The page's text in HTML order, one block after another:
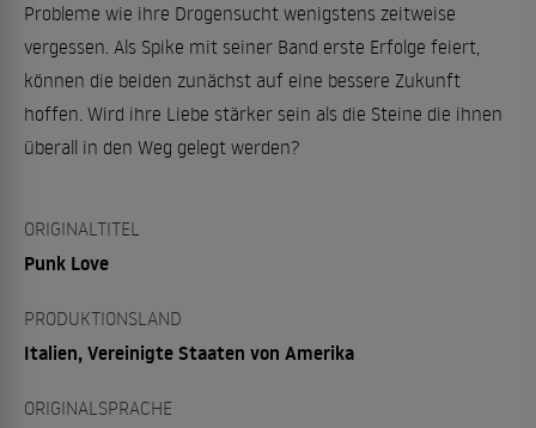
Probleme wie ihre Drogensucht wenigstens zeitweise
vergessen. Als Spike mit seiner Band erste Erfolge feiert,
können die beiden zunächst auf eine bessere Zukunft
hoffen. Wird ihre Liebe stärker sein als die Steine die ihnen
überall in den Weg gelegt werden?
ORIGINALTITEL
Punk Love
PRODUKTIONSLAND
Italien, Vereinigte Staaten von Amerika
ORIGINALSPRACHE